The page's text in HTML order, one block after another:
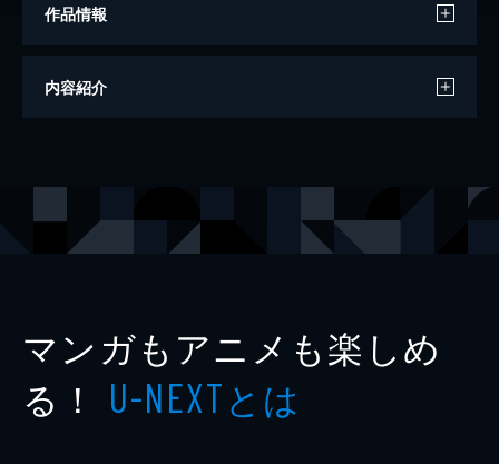
作品情報
著者
内容紹介
マンガもアニメも楽しめ
る！ U-NEXTとは